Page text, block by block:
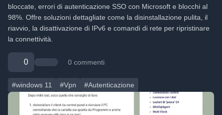
bloccate, errori di autenticazione SSO con Microsoft e blocchi al
98%. Offre soluzioni dettagliate come la disinstallazione pulita, il
riavvio, la disattivazione di IPv6 e comandi di rete per ripristinare
la connettività.
0 0 commenti
#windows 11 #Vpn #Autenticazione